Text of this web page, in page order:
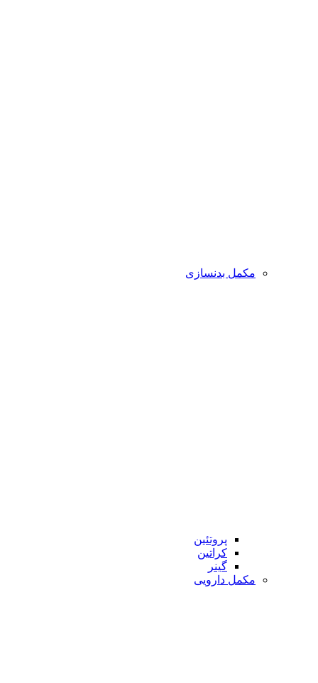
مکمل بدنسازی
پروتئین
کراتین
گینر
مکمل دارویی